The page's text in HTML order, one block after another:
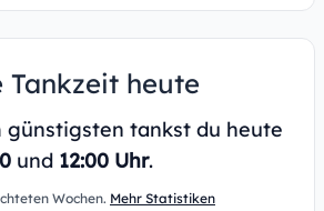
Tankzeit heute
günstigsten tankst du heute
und 12:00 Uhr.
Wochen. Mehr Statistiken